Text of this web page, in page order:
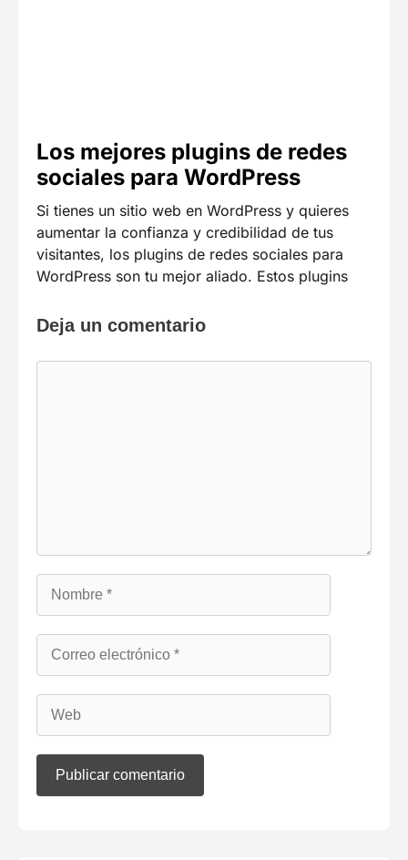
Los mejores plugins de redes
sociales para WordPress
Si tienes un sitio web en WordPress y quieres
aumentar la confianza y credibilidad de tus
visitantes, los plugins de redes sociales para
WordPress son tu mejor aliado. Estos plugins
Deja un comentario